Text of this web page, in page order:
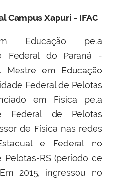
Campus Xapuri - IFAC
Educação pela
Federal do Paraná -
Mestre em Educação
Federal de Pelotas
em Física pela
Federal de Pelotas
de Física nas redes
e Federal no
Pelotas-RS (período de
2015, ingressou no